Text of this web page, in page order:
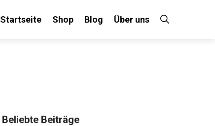
Startseite Shop Blog Über uns
Beliebte Beiträge